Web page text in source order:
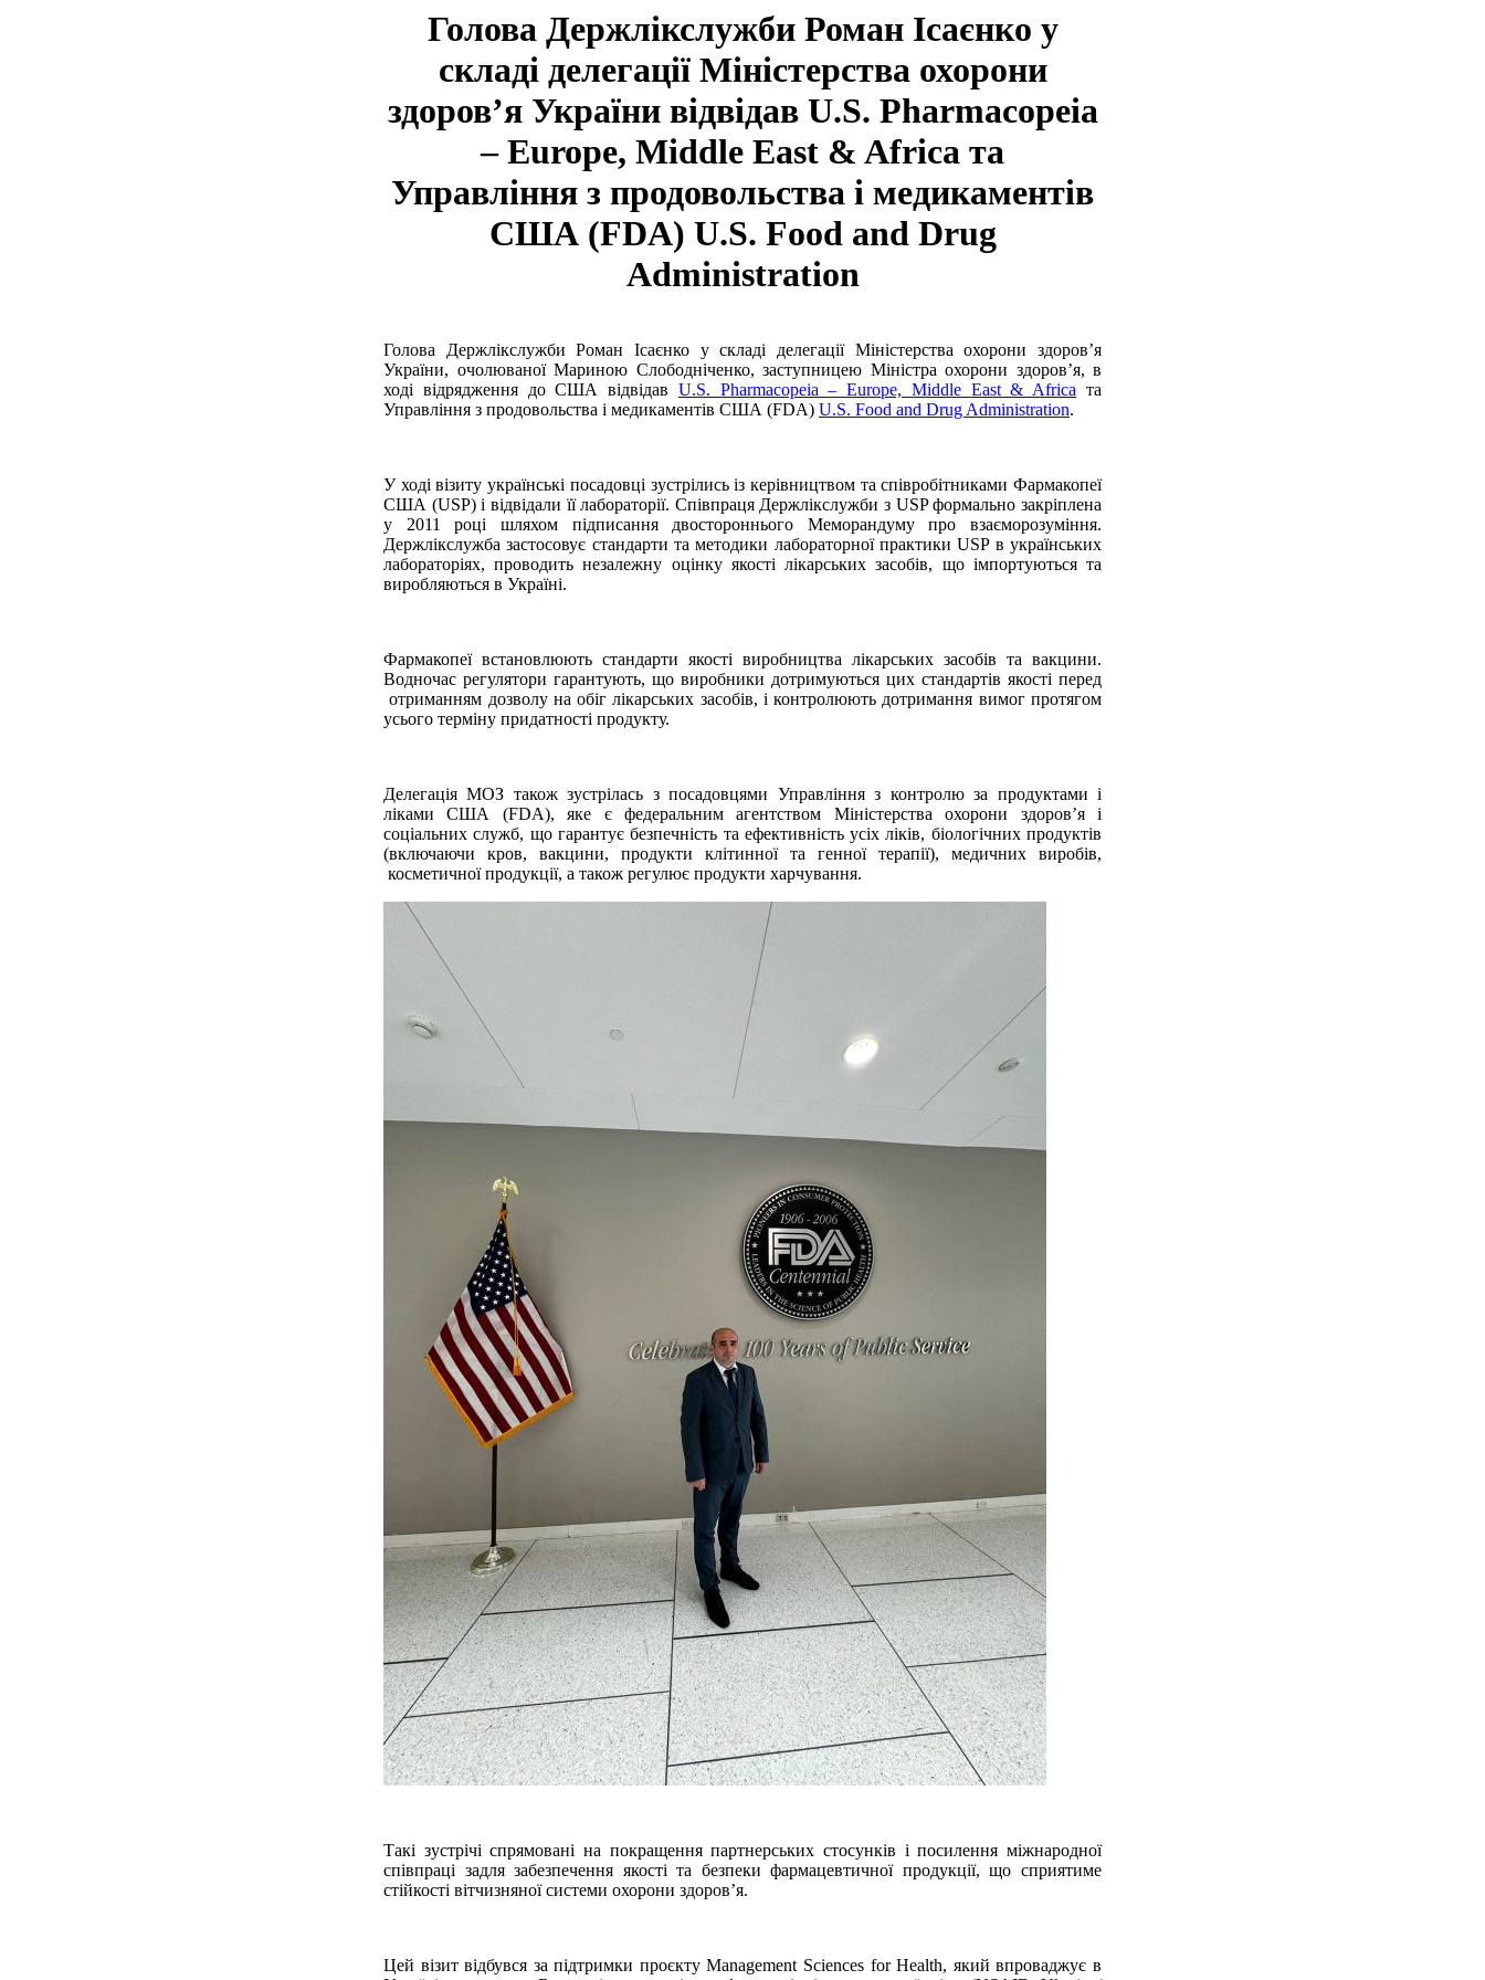
Голова Держлікслужби Роман Ісаєнко у
складі делегації Міністерства охорони
здоров’я України відвідав U.S. Pharmacopeia
– Europe, Middle East & Africa та
Управління з продовольства і медикаментів
США (FDA) U.S. Food and Drug
Administration
Голова Держлікслужби Роман Ісаєнко у складі делегації Міністерства охорони здоров’я
України, очолюваної Мариною Слободніченко, заступницею Міністра охорони здоров’я, в
ході відрядження до США відвідав U.S. Pharmacopeia – Europe, Middle East & Africa та
Управління з продовольства і медикаментів США (FDA) U.S. Food and Drug Administration.
У ході візиту українські посадовці зустрілись із керівництвом та співробітниками Фармакопеї
США (USP) і відвідали її лабораторії. Співпраця Держлікслужби з USP формально закріплена
у 2011 році шляхом підписання двостороннього Меморандуму про взаєморозуміння.
Держлікслужба застосовує стандарти та методики лабораторної практики USP в українських
лабораторіях, проводить незалежну оцінку якості лікарських засобів, що імпортуються та
виробляються в Україні.
Фармакопеї встановлюють стандарти якості виробництва лікарських засобів та вакцини.
Водночас регулятори гарантують, що виробники дотримуються цих стандартів якості перед
отриманням дозволу на обіг лікарських засобів, і контролюють дотримання вимог протягом
усього терміну придатності продукту.
Делегація МОЗ також зустрілась з посадовцями Управління з контролю за продуктами і
ліками США (FDA), яке є федеральним агентством Міністерства охорони здоров’я і
соціальних служб, що гарантує безпечність та ефективність усіх ліків, біологічних продуктів
(включаючи кров, вакцини, продукти клітинної та генної терапії), медичних виробів,
косметичної продукції, а також регулює продукти харчування.
Такі зустрічі спрямовані на покращення партнерських стосунків і посилення міжнародної
співпраці задля забезпечення якості та безпеки фармацевтичної продукції, що сприятиме
стійкості вітчизняної системи охорони здоров’я.
Цей візит відбувся за підтримки проєкту Management Sciences for Health, який впроваджує в